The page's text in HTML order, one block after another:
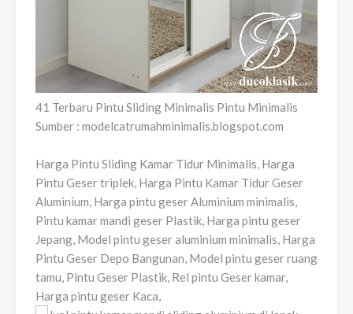
41 Terbaru Pintu Sliding Minimalis Pintu Minimalis
Sumber : modelcatrumahminimalis.blogspot.com
Harga Pintu Sliding Kamar Tidur Minimalis, Harga
Pintu Geser triplek, Harga Pintu Kamar Tidur Geser
Aluminium, Harga pintu geser Aluminium minimalis,
Pintu kamar mandi geser Plastik, Harga pintu geser
Jepang, Model pintu geser aluminium minimalis, Harga
Pintu Geser Depo Bangunan, Model pintu geser ruang
tamu, Pintu Geser Plastik, Rel pintu Geser kamar,
Harga pintu geser Kaca,